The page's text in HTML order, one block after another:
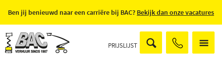
Ben jij benieuwd naar een carriëre bij BAC? Bekijk dan onze vacatures
PRIJSLIJST